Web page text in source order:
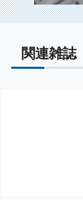
関連雑誌